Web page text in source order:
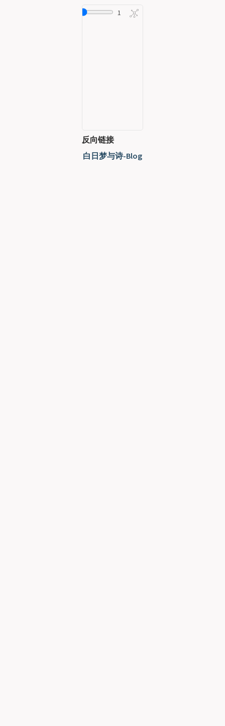
1
反向链接
白日梦与诗-Blog